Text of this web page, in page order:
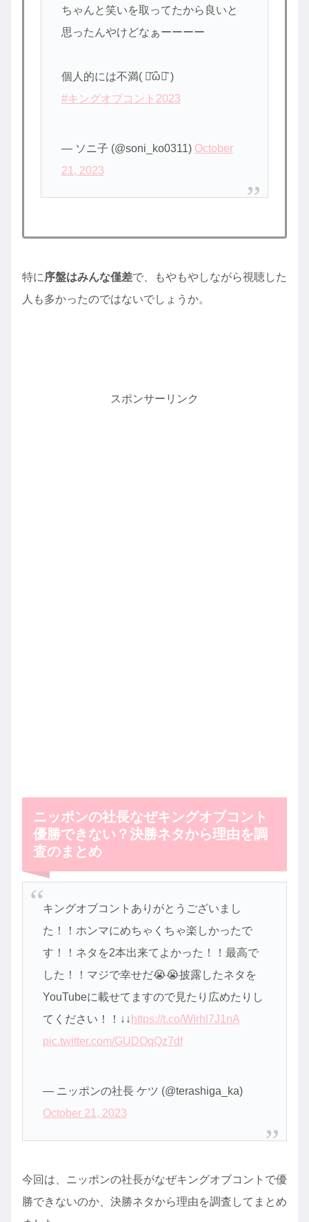
ちゃんと笑いを取ってたから良いと
思ったんやけどなぁーーーー
個人的には不満( ･᷄ὢ･᷅ )
#キングオブコント2023
— ソニ子 (@soni_ko0311) October
21, 2023
特に 序盤はみんな僅差で、もやもやしながら視聴した
人も多かったのではないでしょうか。
スポンサーリンク
ニッポンの社長なぜキングオブコント
優勝できない？決勝ネタから理由を調
査のまとめ
キングオブコントありがとうございまし
た！！ホンマにめちゃくちゃ楽しかったで
す！！ネタを2本出来てよかった！！最高で
した！！マジで幸せだ😭😭披露したネタを
YouTubeに載せてますので見たり広めたりし
てください！！↓↓ https://t.co/WIrhl7J1nA
pic.twitter.com/GUDOqQz7df
— ニッポンの社長 ケツ (@terashiga_ka)
October 21, 2023
今回は、ニッポンの社長がなぜキングオブコントで優
勝できないのか、決勝ネタから理由を調査してまとめ